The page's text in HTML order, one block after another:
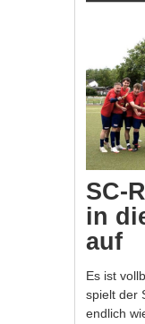
SC-
in
auf
Es ist
spielt der
endlich